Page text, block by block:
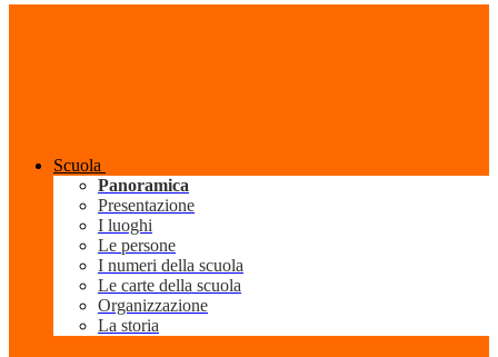
Scuola
Panoramica
Presentazione
I luoghi
Le persone
I numeri della scuola
Le carte della scuola
Organizzazione
La storia